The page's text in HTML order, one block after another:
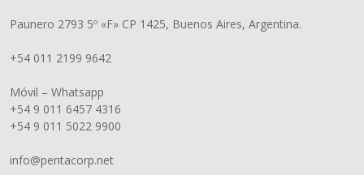
Paunero 2793 5º «F» CP 1425, Buenos Aires, Argentina.
+54 011 2199 9642
Móvil – Whatsapp
+54 9 011 6457 4316
+54 9 011 5022 9900
info@pentacorp.net